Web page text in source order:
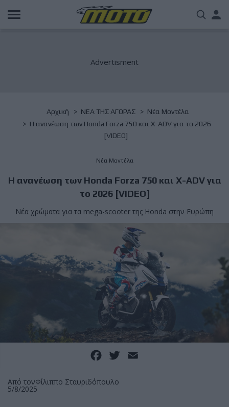
Παράκαμψη
προς
Breadcrumb
Αρχική NΕΑ ΤΗΣ ΑΓΟΡΑΣ
Νέα Μοντέλα
Η ανανέωση των Honda Forza 750 και X-ADV για το 2026
[VIDEO]
Νέα Μοντέλα
Η ανανέωση των Honda Forza 750 και X-ADV για
το 2026 [VIDEO]
Νέα χρώματα για τα mega-scooter της Honda στην Ευρώπη
Facebook
Twitter
Από τονΦίλιππο Σταυριδόπουλο
5/8/2025